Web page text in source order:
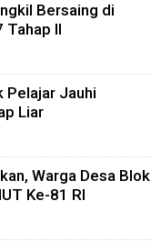
Bersaing di
Tahap II
Pelajar Jauhi
Liar
Warga Desa Blok
Ke-81 RI